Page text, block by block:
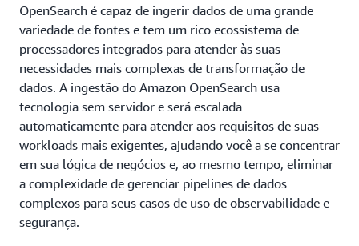
OpenSearch é capaz de ingerir dados de uma grande
variedade de fontes e tem um rico ecossistema de
processadores integrados para atender às suas
necessidades mais complexas de transformação de
dados. A ingestão do Amazon OpenSearch usa
tecnologia sem servidor e será escalada
automaticamente para atender aos requisitos de suas
workloads mais exigentes, ajudando você a se concentrar
em sua lógica de negócios e, ao mesmo tempo, eliminar
a complexidade de gerenciar pipelines de dados
complexos para seus casos de uso de observabilidade e
segurança.